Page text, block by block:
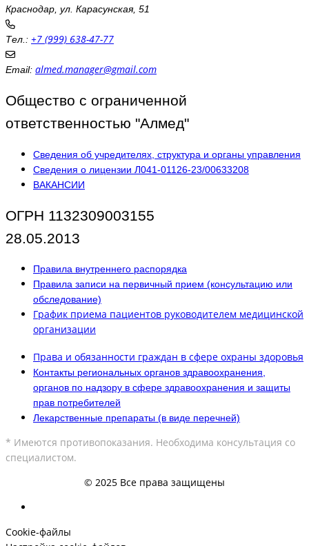
Краснодар, ул. Карасунская, 51
Тел.: +7 (999) 638-47-77
Email: almed.manager@gmail.com
Общество с ограниченной
ответственностью "Алмед"
Сведения об учредителях, структура и органы управления
Сведения о лицензии Л041-01126-23/00633208
ВАКАНСИИ
ОГРН 1132309003155
28.05.2013
Правила внутреннего распорядка
Правила записи на первичный прием (консультацию или
обследование)
График приема пациентов руководителем медицинской
организации
Права и обязанности граждан в сфере охраны здоровья
Контакты региональных органов здравоохранения,
органов по надзору в сфере здравоохранения и защиты
прав потребителей
Лекарственные препараты (в виде перечней)
* Имеются противопоказания. Необходима консультация со
специалистом.
© 2025 Все права защищены
Cookie-файлы